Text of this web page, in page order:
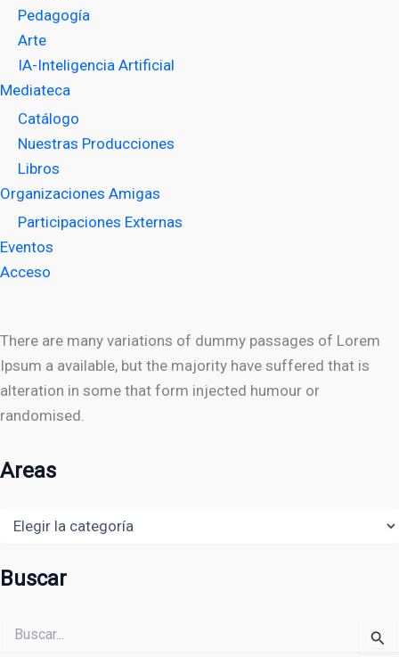
Pedagogía
Arte
IA-Inteligencia Artificial
Mediateca
Catálogo
Nuestras Producciones
Libros
Organizaciones Amigas
Participaciones Externas
Eventos
Acceso
There are many variations of dummy passages of Lorem
Ipsum a available, but the majority have suffered that is
alteration in some that form injected humour or
randomised.
Areas
Buscar
por: